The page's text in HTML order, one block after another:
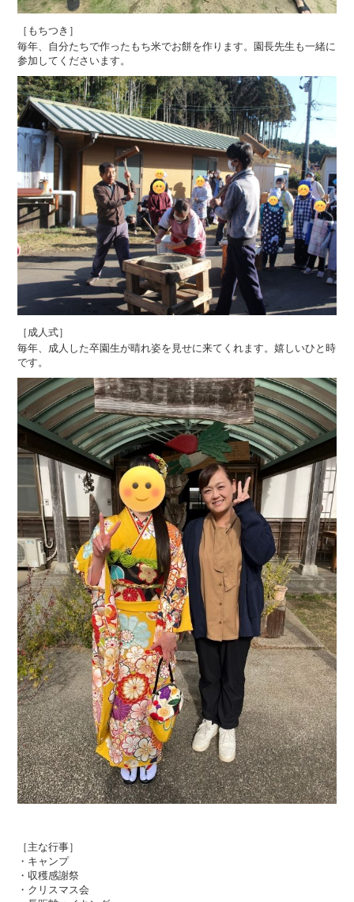
［もちつき］
毎年、自分たちで作ったもち米でお餅を作ります。園長先生も一緒に
参加してくださいます。
［成人式］
毎年、成人した卒園生が晴れ姿を見せに来てくれます。嬉しいひと時
です。
［主な行事］
・キャンプ
・収穫感謝祭
・クリスマス会